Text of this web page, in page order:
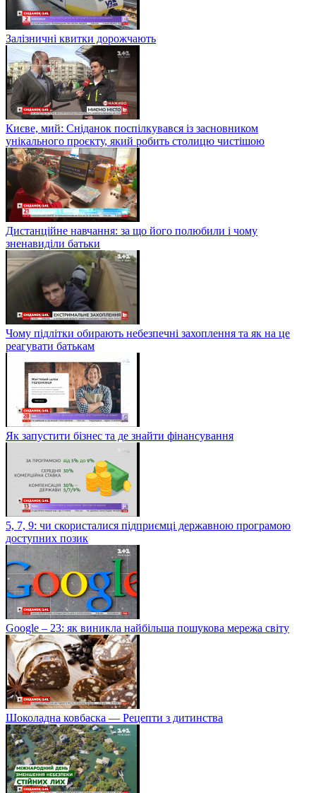
Залізничні квитки дорожчають
Києве, мий: Сніданок поспілкувався із засновником
унікального проєкту, який робить столицю чистішою
Дистанційне навчання: за що його полюбили і чому
зненавиділи батьки
Чому підлітки обирають небезпечні захоплення та як на це
реагувати батькам
Як запустити бізнес та де знайти фінансування
5, 7, 9: чи скористалися підприємці державною програмою
доступних позик
Google – 23: як виникла найбільша пошукова мережа світу
Шоколадна ковбаска — Рецепти з дитинства